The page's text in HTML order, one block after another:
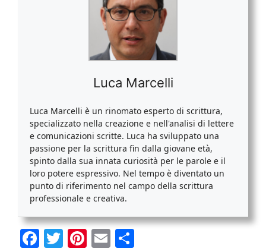
Luca Marcelli
Luca Marcelli è un rinomato esperto di scrittura,
specializzato nella creazione e nell'analisi di lettere
e comunicazioni scritte. Luca ha sviluppato una
passione per la scrittura fin dalla giovane età,
spinto dalla sua innata curiosità per le parole e il
loro potere espressivo. Nel tempo è diventato un
punto di riferimento nel campo della scrittura
professionale e creativa.
F
T
Pi E